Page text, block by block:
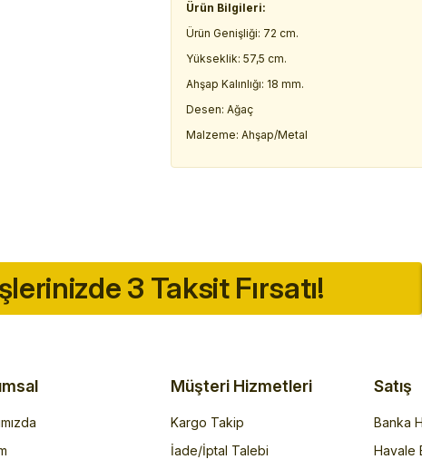
Ürün Bilgileri:
Ürün Genişliği: 72 cm.
Yükseklik: 57,5 cm.
Ahşap Kalınlığı: 18 mm.
Desen: Ağaç
Malzeme: Ahşap/Metal
3 Taksit Fırsatı!
Müşteri Hizmetleri
Kargo Takip
İade/İptal Talebi
Satış
Banka
Havale